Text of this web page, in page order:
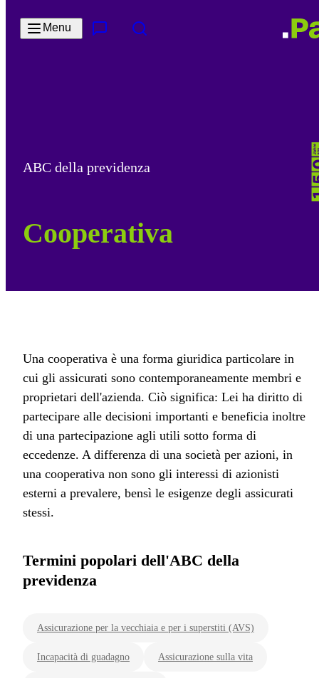
Menu
ABC della previdenza
Cooperativa
Una cooperativa è una forma giuridica particolare in
cui gli assicurati sono contemporaneamente membri e
proprietari dell'azienda. Ciò significa: Lei ha diritto di
partecipare alle decisioni importanti e beneficia inoltre
di una partecipazione agli utili sotto forma di
eccedenze. A differenza di una società per azioni, in
una cooperativa non sono gli interessi di azionisti
esterni a prevalere, bensì le esigenze degli assicurati
stessi.
Termini popolari dell'ABC della
previdenza
Assicurazione per la vecchiaia e per i superstiti (AVS)
Incapacità di guadagno Assicurazione sulla vita